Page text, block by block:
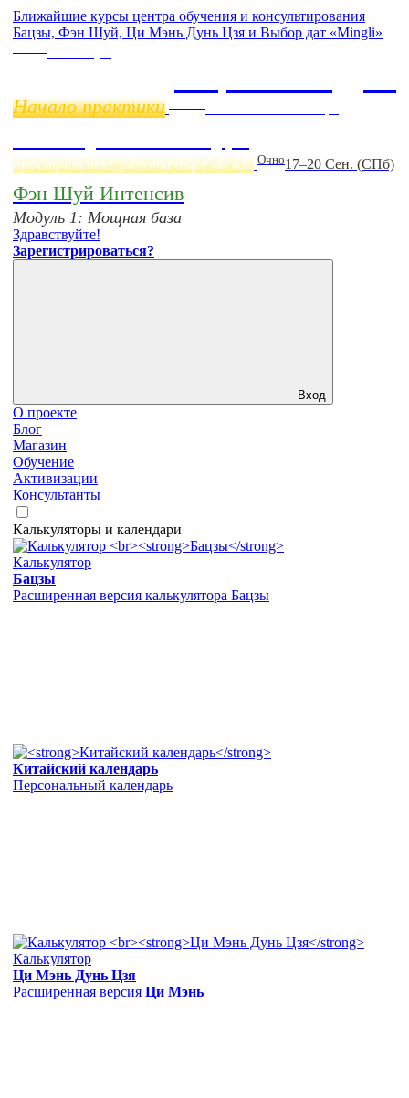
Ближайшие курсы центра обучения и консультирования
Бацзы, Фэн Шуй, Ци Мэнь Дунь Цзя и Выбор дат «Mingli»
Начало практики
пространство, работающее на вас Очно17–20 Сен. (СПб)
Фэн Шуй Интенсив
Модуль 1: Мощная база
Здравствуйте!
Зарегистрироваться?
Вход
О проекте
Блог
Магазин
Обучение
Активизации
Консультанты
Калькуляторы и календари
Калькулятор
Бацзы
Расширенная версия калькулятора Бацзы
Китайский календарь
Персональный календарь
Калькулятор
Ци Мэнь Дунь Цзя
Расширенная версия Ци Мэнь